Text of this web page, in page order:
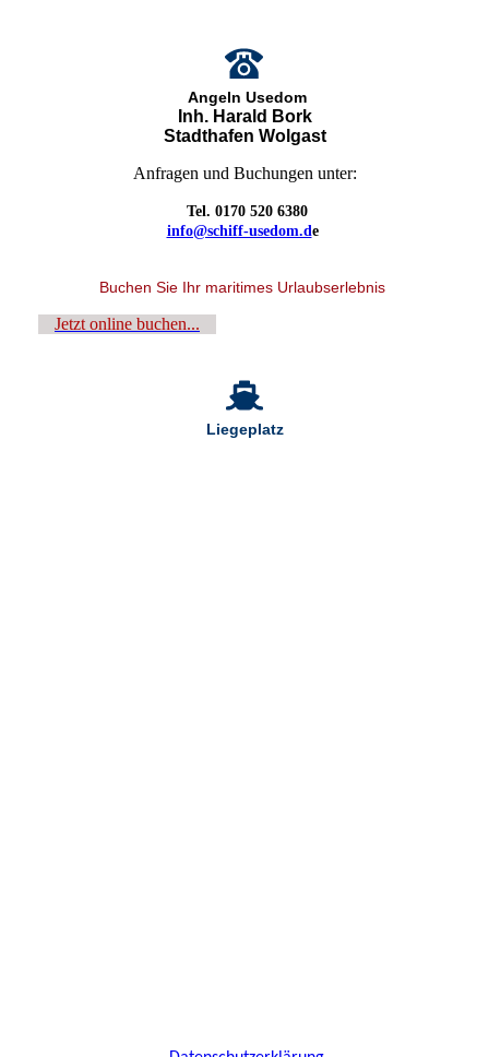
Angeln Usedom
Inh. Harald Bork
Stadthafen Wolgast
Anfragen und Buchungen unter:
Tel. 0170 520 6380
info@schiff-usedom.d e
Buchen Sie Ihr maritimes Urlaubserlebnis
Jetzt online buchen...
Liegeplatz